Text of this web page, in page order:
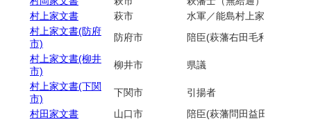
村上家文書
萩市
水軍／能島村上家／萩藩士
村上家文書(防府
市)
防府市
陪臣(萩藩右田毛利家臣）／
村上家文書(柳井
市)
柳井市
県議
村上家文書(下関
市)
下関市
引揚者
村田家文書
山口市
陪臣(萩藩問田益田家臣)